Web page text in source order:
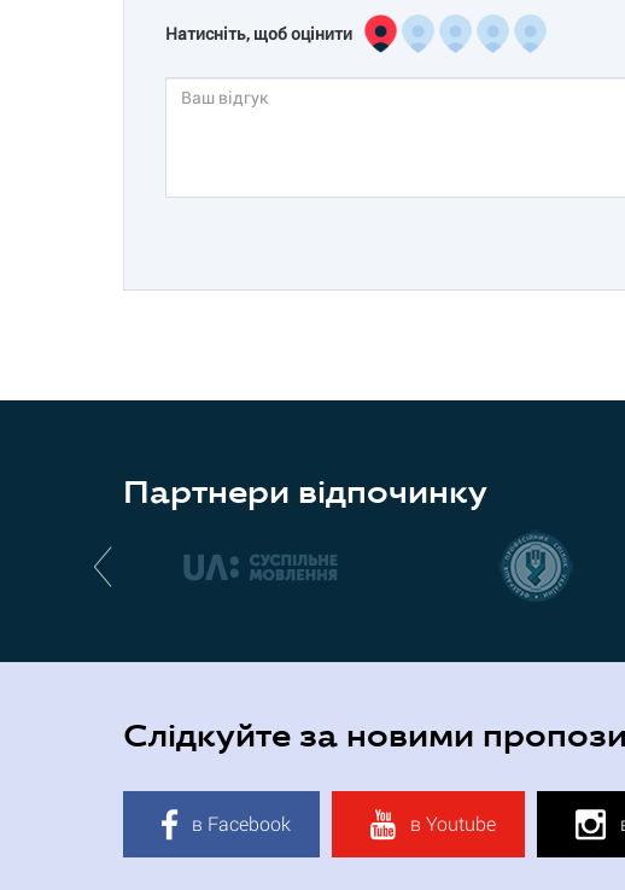
Натисніть, щоб оцінити
Партнери відпочинку
Слідкуйте за новими
в Facebook в Youtube